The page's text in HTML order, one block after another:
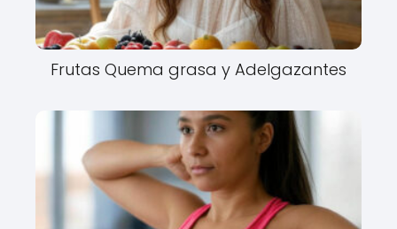
Frutas Quema grasa y Adelgazantes